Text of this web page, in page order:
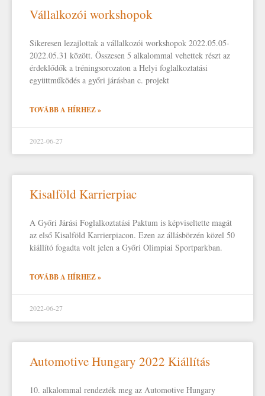
Vállalkozói workshopok
Sikeresen lezajlottak a vállalkozói workshopok 2022.05.05-
2022.05.31 között. Összesen 5 alkalommal vehettek részt az
érdeklődők a tréningsorozaton a Helyi foglalkoztatási
együttműködés a győri járásban c. projekt
TOVÁBB A HÍRHEZ »
2022-06-27
Kisalföld Karrierpiac
A Győri Járási Foglalkoztatási Paktum is képviseltette magát
az első Kisalföld Karrierpiacon. Ezen az állásbörzén közel 50
kiállító fogadta volt jelen a Győri Olimpiai Sportparkban.
TOVÁBB A HÍRHEZ »
2022-06-27
Automotive Hungary 2022 Kiállítás
10. alkalommal rendezték meg az Automotive Hungary